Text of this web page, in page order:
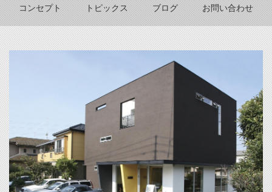
コンセプト トピックス ブログ お問い合わせ